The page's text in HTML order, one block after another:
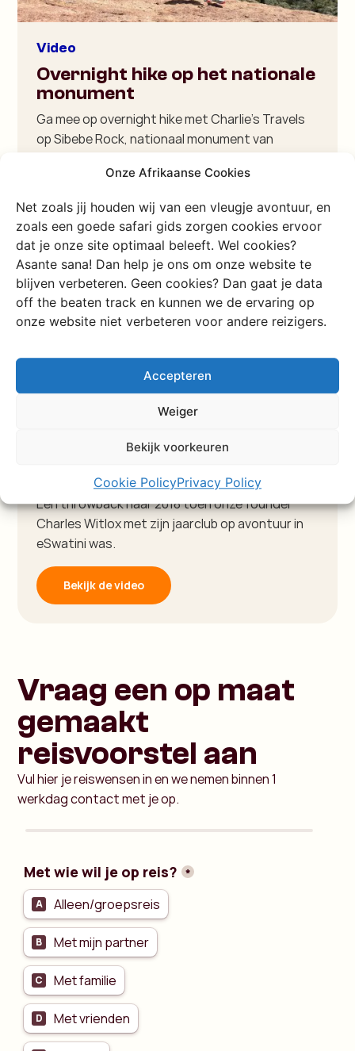
Onze Afrikaanse Cookies
Net zoals jij houden wij van een vleugje avontuur, en
zoals een goede safari gids zorgen cookies ervoor
dat je onze site optimaal beleeft. Wel cookies?
Asante sana! Dan help je ons om onze website te
blijven verbeteren. Geen cookies? Dan gaat je data
off the beaten track en kunnen we de ervaring op
onze website niet verbeteren voor andere reizigers.
Accepteren
Weiger
Bekijk voorkeuren
Cookie PolicyPrivacy Policy
Video
Overnight hike op het nationale
monument
Ga mee op overnight hike met Charlie’s Travels
op Sibebe Rock, nationaal monument van
Bekijk de video
Ontdek eSwatini op de
Charlie's Travels manier
Een throwback naar 2018 toen onze founder
Charles Witlox met zijn jaarclub op avontuur in
eSwatini was.
Bekijk de video
Vraag een op maat
gemaakt
reisvoorstel aan
Vul hier je reiswensen in en we nemen binnen 1
werkdag contact met je op.